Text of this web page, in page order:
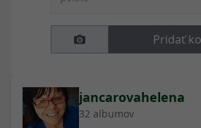
Pridať
jancarovahelena
32 albumov